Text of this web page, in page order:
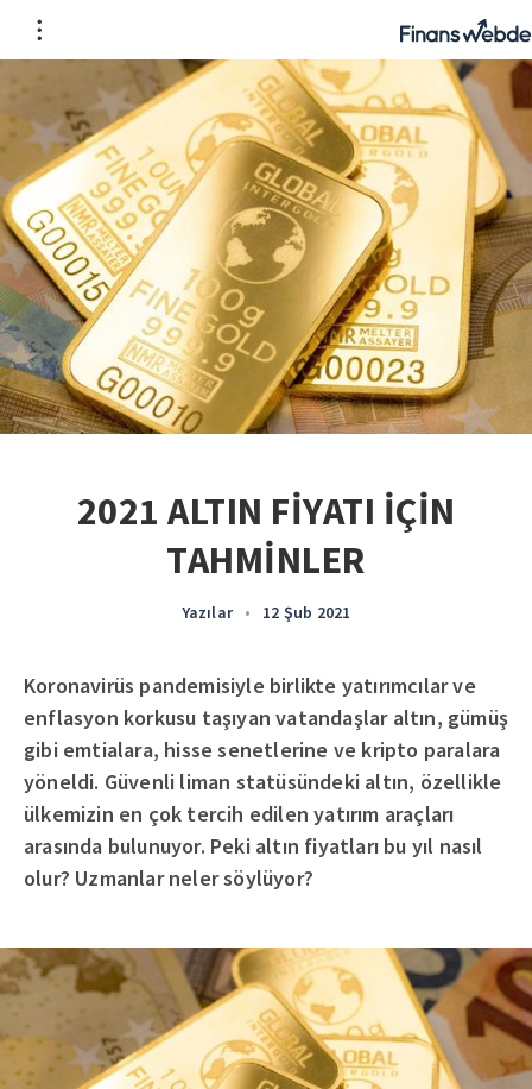
2021 ALTIN FİYATI İÇİN
TAHMİNLER
Yazılar • 12 Şub 2021
Koronavirüs pandemisiyle birlikte yatırımcılar ve
enflasyon korkusu taşıyan vatandaşlar altın, gümüş
gibi emtialara, hisse senetlerine ve kripto paralara
yöneldi. Güvenli liman statüsündeki altın, özellikle
ülkemizin en çok tercih edilen yatırım araçları
arasında bulunuyor. Peki altın fiyatları bu yıl nasıl
olur? Uzmanlar neler söylüyor?